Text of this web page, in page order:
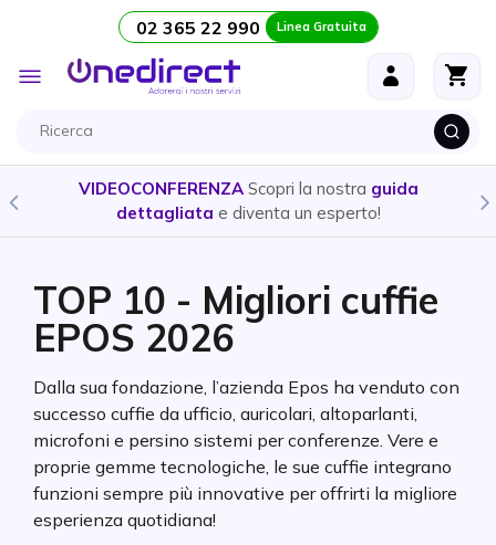
Salta al contenuto 02 365 22 990 Linea Gratuita
Toggle
Nav
CUFFIE E AURICOLARI- Ecco la guida per scegliere il
prodottopiù adatto alle tue esigenze
TOP 10 - Migliori cuffie
EPOS 2026
Dalla sua fondazione, l’azienda Epos ha venduto con
successo cuffie da ufficio, auricolari, altoparlanti,
microfoni e persino sistemi per conferenze. Vere e
proprie gemme tecnologiche, le sue cuffie integrano
funzioni sempre più innovative per offrirti la migliore
esperienza quotidiana!